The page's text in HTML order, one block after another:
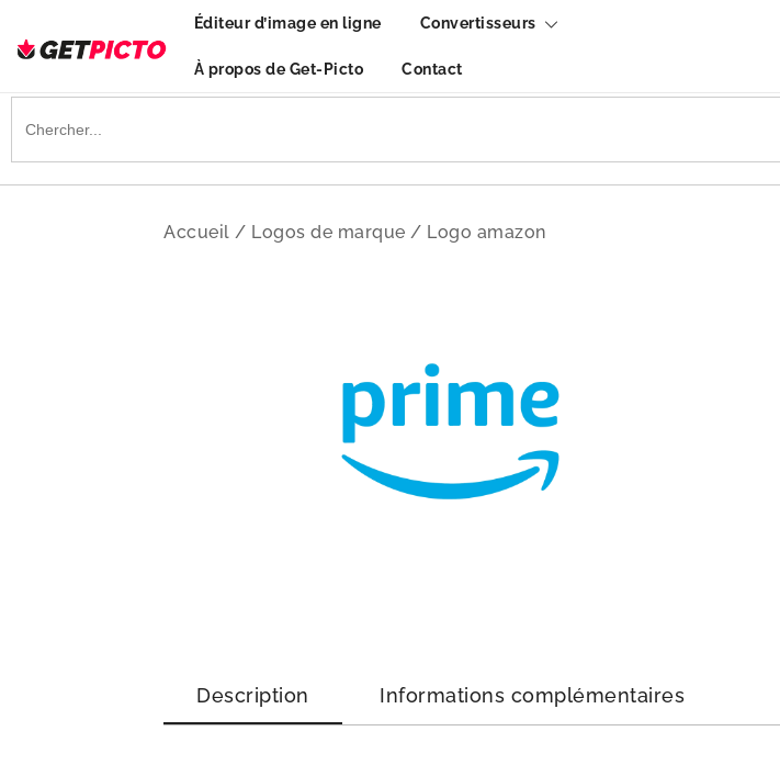
Picto gratuit pour tous vos projets créatifs
Éditeur d’image en ligne Convertisseurs
À propos de Get-Picto Contact
Search
for:
Accueil / Logos de marque / Logo amazon
Description Informations complémentaires